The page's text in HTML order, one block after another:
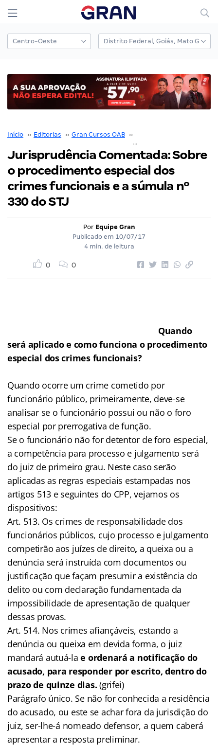
Início ›› Editorias ›› Gran Cursos OAB ››
Jurisprudência Comentada: Sobre
o procedimento especial dos
crimes funcionais e a súmula nº
330 do STJ
Por Equipe Gran
Publicado em 10/07/17
4 min. de leitura
0 0
Quando
será aplicado e como funciona o procedimento
especial dos crimes funcionais?
Quando ocorre um crime cometido por
funcionário público, primeiramente, deve-se
analisar se o funcionário possui ou não o foro
especial por prerrogativa de função.
Se o funcionário não for detentor de foro especial,
a competência para processo e julgamento será
do juiz de primeiro grau. Neste caso serão
aplicadas as regras especiais estampadas nos
artigos 513 e seguintes do CPP, vejamos os
dispositivos:
Art. 513. Os crimes de responsabilidade dos
funcionários públicos, cujo processo e julgamento
competirão aos juízes de direito, a queixa ou a
denúncia será instruída com documentos ou
justificação que façam presumir a existência do
delito ou com declaração fundamentada da
impossibilidade de apresentação de qualquer
dessas provas.
Art. 514. Nos crimes afiançáveis, estando a
denúncia ou queixa em devida forma, o juiz
mandará autuá-la e ordenará a notificação do
acusado, para responder por escrito, dentro do
prazo de quinze dias.(grifei)
Parágrafo único. Se não for conhecida a residência
do acusado, ou este se achar fora da jurisdição do
juiz, ser-lhe-á nomeado defensor, a quem caberá
apresentar a resposta preliminar.